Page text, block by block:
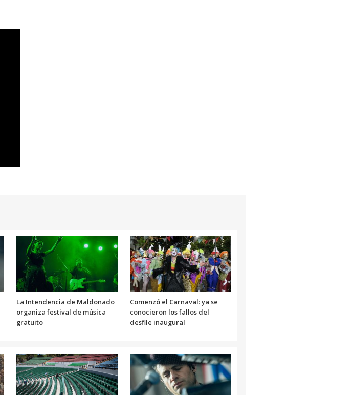
La Intendencia de Maldonado
organiza festival de música
gratuito
Comenzó el Carnaval: ya se
conocieron los fallos del
desfile inaugural